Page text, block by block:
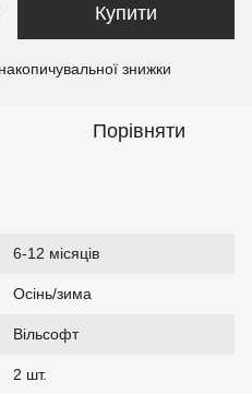
Купити
знижки
Порівняти
6-12 місяців
Осінь/зима
Вільсофт
2 шт.